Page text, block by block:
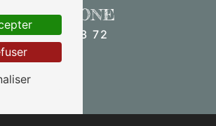
TÉLÉPHONE
06 52 10 33 72